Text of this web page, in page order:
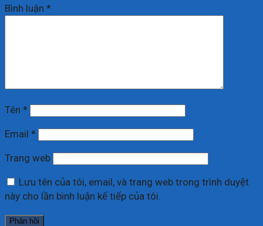
Bình luận *
Tên *
Email *
Trang web
Lưu tên của tôi, email, và trang web trong trình duyệt
này cho lần bình luận kế tiếp của tôi.